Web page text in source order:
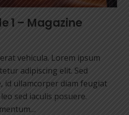
1 – Magazine
vehicula. Lorem ipsum
adipiscing elit. Sed
id ullamcorper diam feugiat
sed iaculis posuere.